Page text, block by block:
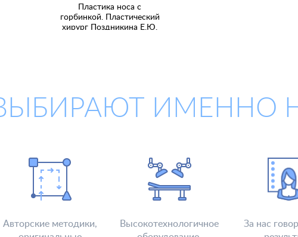
Пластика носа с
горбинкой. Пластический
хирург Поздникина Е.Ю.
ИМЕННО
Авторские методики,
Высокотехнологичное
За нас